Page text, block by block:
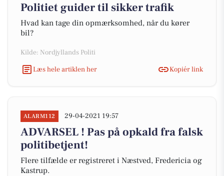
Politiet guider til sikker trafik
Hvad kan tage din opmærksomhed, når du kører
bil?
Kilde: Nordjyllands Politi
Læs hele artiklen her
Kopiér link
ALARM112 29-04-2021 19:57
ADVARSEL ! Pas på opkald fra falsk
politibetjent!
Flere tilfælde er registreret i Næstved, Fredericia og
Kastrup.